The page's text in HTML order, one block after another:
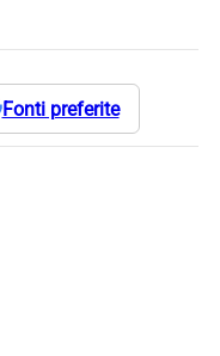
Fonti preferite